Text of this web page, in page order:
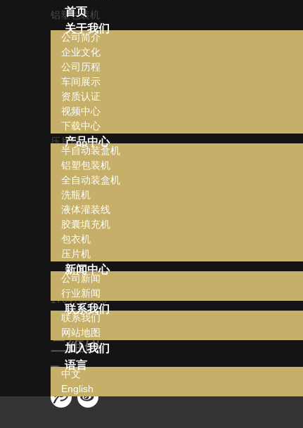
首页
关于我们
公司简介
企业文化
公司历程
车间展示
资质认证
视频中心
下载中心
产品中心
半自动装盒机
铝塑包装机
全自动装盒机
洗瓶机
液体灌装线
胶囊填充机
包衣机
压片机
新闻中心
公司新闻
行业新闻
联系我们
联系我们
网站地图
加入我们
语言
中文
English
铝塑包装机
全自动装盒机
洗瓶机
液体灌装线
胶囊填充机
包衣机
压片机
联系我们
0577-65158977
13587839943
手机：13396976333
1704750956@qq.com
1704750956
二维码